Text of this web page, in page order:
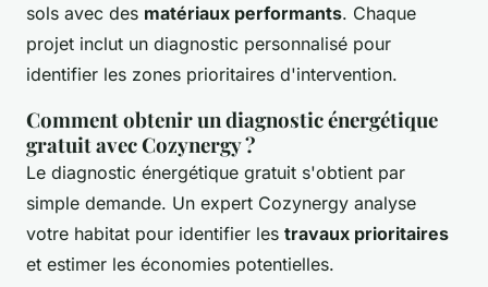
sols avec des matériaux performants. Chaque
projet inclut un diagnostic personnalisé pour
identifier les zones prioritaires d'intervention.
Comment obtenir un diagnostic énergétique
gratuit avec Cozynergy ?
Le diagnostic énergétique gratuit s'obtient par
simple demande. Un expert Cozynergy analyse
votre habitat pour identifier les travaux prioritaires
et estimer les économies potentielles.